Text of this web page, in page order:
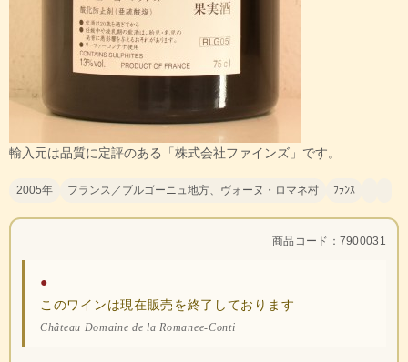
輸入元は品質に定評のある「株式会社ファインズ」です。
2005年 フランス／ブルゴーニュ地方、ヴォーヌ・ロマネ村 ﾌﾗﾝｽ
商品コード：7900031
●
このワインは現在販売を終了しております
Château Domaine de la Romanee-Conti